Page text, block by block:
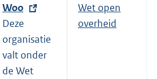
E
x
t
e
r
Woo
Deze
organisatie
valt onder
de Wet
Wet open
overheid